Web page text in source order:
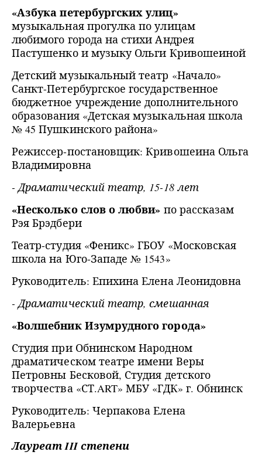
«Азбука петербургских улиц»
музыкальная прогулка по улицам
любимого города на стихи Андрея
Пастушенко и музыку Ольги Кривошеиной
Детский музыкальный театр «Начало»
Санкт-Петербургское государственное
бюджетное учреждение дополнительного
образования «Детская музыкальная школа
№ 45 Пушкинского района»
Режиссер-постановщик: Кривошеина Ольга
Владимировна
- Драматический театр, 15-18 лет
«Несколько слов о любви» по рассказам
Рэя Брэдбери
Театр-студия «Феникс» ГБОУ «Московская
школа на Юго-Западе № 1543»
Руководитель: Епихина Елена Леонидовна
- Драматический театр, смешанная
«Волшебник Изумрудного города»
Студия при Обнинском Народном
драматическом театре имени Веры
Петровны Бесковой, Студия детского
творчества «СТ.ART» МБУ «ГДК» г. Обнинск
Руководитель: Черпакова Елена
Валерьевна
Лауреат III степени